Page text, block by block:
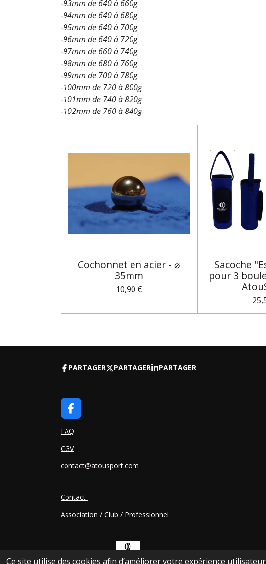
Ce site utilise des cookies afin d’améliorer votre expérience
-93mm de 640 à 660g
-94mm de 640 à 680g
-95mm de 640 à 700g
-96mm de 640 à 720g
-97mm de 660 à 740g
-98mm de 680 à 760g
-99mm de 700 à 780g
-100mm de 720 à 800g
-101mm de 740 à 820g
-102mm de 760 à 840g
Cochonnet en acier - ⌀
35mm
10,90 €
Sacoche
pour 3
PARTAGER PARTAGER PARTAGER
F
A
C
B
O
FAQ
CGV
contact@atousport.com
Contact
Association / Club / Professionnel